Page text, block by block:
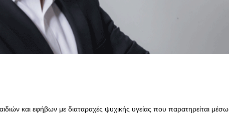
και εφήβων με διαταραχές ψυχικής υγείας που παρατηρείται μέσω